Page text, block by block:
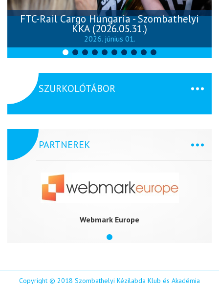
FTC-Rail Cargo Hungaria - Szombathelyi
KKA (2026.05.31.)
2026. június 01.
SZURKOLÓTÁBOR
PARTNEREK
Webmark Europe
Copyright © 2018 Szombathelyi Kézilabda Klub és Akadémia